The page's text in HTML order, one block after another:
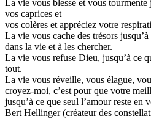
La vie vous blesse et vous tourmente
vos caprices et
vos colères et appréciez votre
La vie vous cache des trésors
dans la vie et à les chercher.
La vie vous refuse Dieu, jusqu’à ce
tout.
La vie vous réveille, vous élague,
croyez-moi, c’est pour que votre
jusqu’à ce que seul l’amour reste en
Bert Hellinger (créateur des